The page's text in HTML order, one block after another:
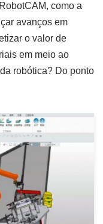
como a
avanços em
o valor de
em meio ao
robótica? Do ponto